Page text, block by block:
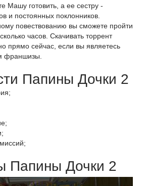
Машу готовить, а ее сестру -
и постоянных поклонников.
повествованию вы сможете пройти
часов. Скачивать торрент
прямо сейчас, если вы являетесь
франшизы.
Папины Дочки 2
Папины Дочки 2